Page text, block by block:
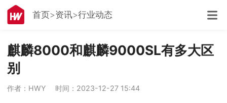
首页 资讯 行业动态
麒麟8000和麒麟9000SL有多大区
别
作者：HWY 时间：2023-12-27 15:44